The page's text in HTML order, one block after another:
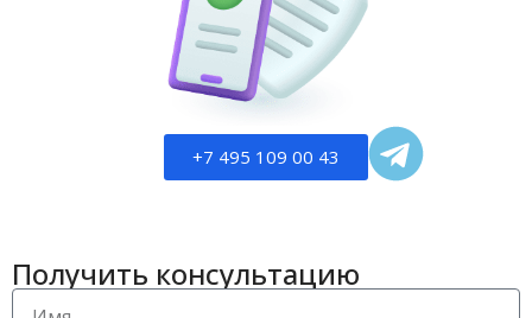
+7 495 109 00 43
Получить консультацию